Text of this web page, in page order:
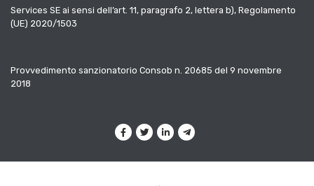
Services SE ai sensi dell’art. 11, paragrafo 2, lettera b), Regolamento
(UE) 2020/1503
Provvedimento sanzionatorio Consob n. 20685 del 9 novembre
2018